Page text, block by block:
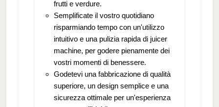
frutti e verdure.
Semplificate il vostro quotidiano
risparmiando tempo con un'utilizzo
intuitivo e una pulizia rapida di juicer
machine, per godere pienamente dei
vostri momenti di benessere.
Godetevi una fabbricazione di qualità
superiore, un design semplice e una
sicurezza ottimale per un'esperienza